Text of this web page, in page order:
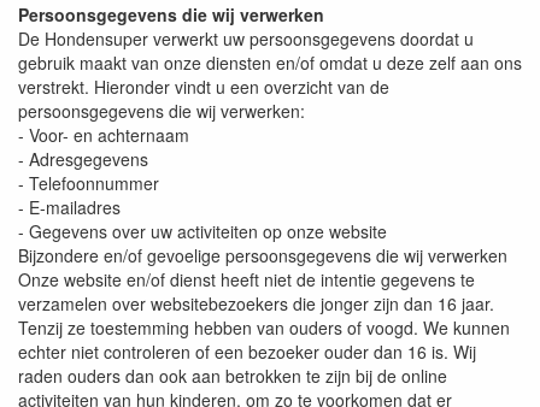
Persoonsgegevens die wij verwerken
De Hondensuper verwerkt uw persoonsgegevens doordat u
gebruik maakt van onze diensten en/of omdat u deze zelf aan ons
verstrekt. Hieronder vindt u een overzicht van de
persoonsgegevens die wij verwerken:
- Voor- en achternaam
- Adresgegevens
- Telefoonnummer
- E-mailadres
- Gegevens over uw activiteiten op onze website
Bijzondere en/of gevoelige persoonsgegevens die wij verwerken
Onze website en/of dienst heeft niet de intentie gegevens te
verzamelen over websitebezoekers die jonger zijn dan 16 jaar.
Tenzij ze toestemming hebben van ouders of voogd. We kunnen
echter niet controleren of een bezoeker ouder dan 16 is. Wij
raden ouders dan ook aan betrokken te zijn bij de online
activiteiten van hun kinderen, om zo te voorkomen dat er